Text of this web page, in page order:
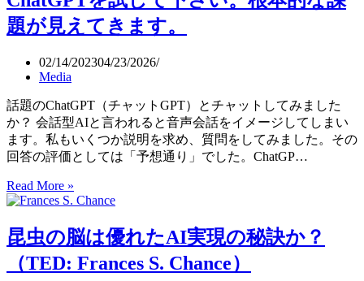
組
織
ツ
の
質
イ
ド
ラ
イ
生
AI（ツ
ー
ル）
題が見えてきます。
02/14/202304/23/2026
Media
話題のChatGPT（チャットGPT）とチャットしてみました
か？ 会話型AIと言われると音声会話をイメージしてしまい
ます。私もいくつか説明を求め、質問をしてみました。その
回答の評価としては「予想通り」でした。ChatGP…
Read More »
を
し
て
下
昆虫の脳は優れたAI実現の秘訣か？
（TED: Frances S. Chance）